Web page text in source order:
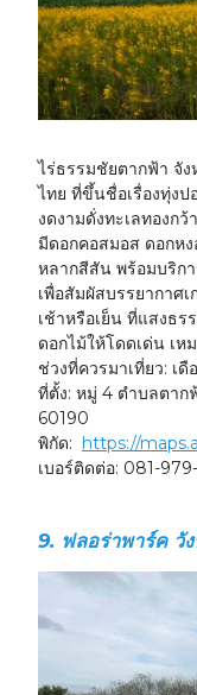
ไร่ธรรมชัยตากฟ้า จั
ไทย ที่ขึ้นชื่อเรื่องทุ่งป
งดงามดั่งทะเลทองก
มีดอกคอสมอส ดอกห
หลากสีสัน พร้อมบริก
เพื่อสัมผัสบรรยากาศ
เช้าหรือเย็น ที่แสงธ
ดอกไม้ให้โดดเด่น เห
ช่วงที่ควรมาเที่ยว: เดื
ที่ตั้ง: หมู่ 4 ตำบลตาก
60190
พิกัด: https://
เบอร์ติดต่อ: 081-
9. ฟลอร่าพาร์ค วั